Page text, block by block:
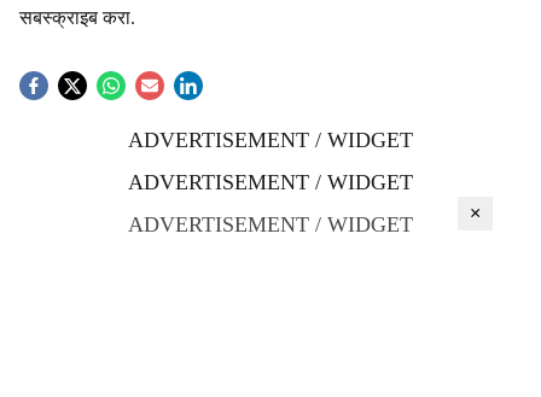
सबस्क्राइब करा.
ADVERTISEMENT / WIDGET
ADVERTISEMENT / WIDGET
ADVERTISEMENT / WIDGET
×